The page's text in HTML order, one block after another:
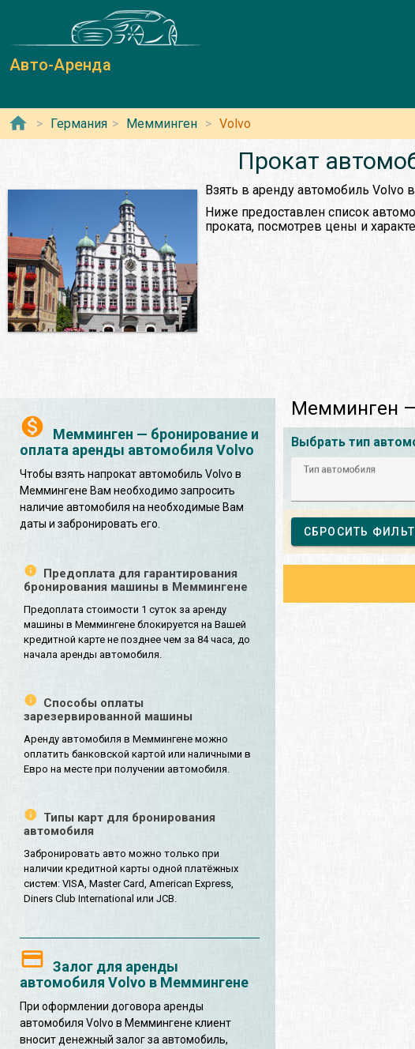
Авто-Аренда
Германия Мемминген Volvo
Прокат
Взять в аренду автомобиль
Ниже предоставлен список
проката, посмотрев цены и
Мемминген — бронирование и
оплата аренды автомобиля Volvo
Чтобы взять напрокат автомобиль Volvo в
Меммингене Вам необходимо запросить
наличие автомобиля на необходимые Вам
даты и забронировать его.
Предоплата для гарантирования
бронирования машины в Меммингене
Предоплата стоимости 1 суток за аренду
машины в Меммингене блокируется на Вашей
кредитной карте не позднее чем за 84 часа, до
начала аренды автомобиля.
Способы оплаты
зарезервированной машины
Аренду автомобиля в Меммингене можно
оплатить банковской картой или наличными в
Евро на месте при получении автомобиля.
Типы карт для бронирования
автомобиля
Забронировать авто можно только при
наличии кредитной карты одной платёжных
систем: VISA, Master Card, American Express,
Diners Club International или JCB.
Залог для аренды
автомобиля Volvo в Меммингене
При оформлении договора аренды
автомобиля Volvo в Меммингене клиент
вносит денежный залог за автомобиль,
Мемминген
Выбрать тип
Тип автомобиля
СБРОСИТЬ